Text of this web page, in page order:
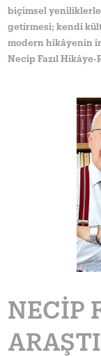
biçimsel yeniliklerle
getirmesi; kendi
modern hikâyenin
Necip Fazıl Hikâye-
NECIP